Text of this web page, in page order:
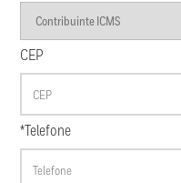
CEP
*Telefone